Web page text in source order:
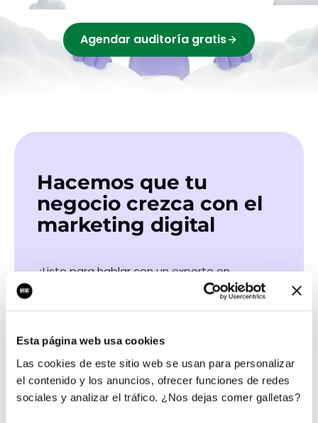
Esta página web usa cookies
Las cookies de este sitio web se usan para personalizar
el contenido y los anuncios, ofrecer funciones de redes
sociales y analizar el tráfico. ¿Nos dejas comer galletas?
Agendar auditoría gratis
Hacemos que tu
negocio crezca con el
marketing digital
¿Listo para hablar con un experto en
QUIERO LLAMAR
Las certificaciones de nuestros profesionales